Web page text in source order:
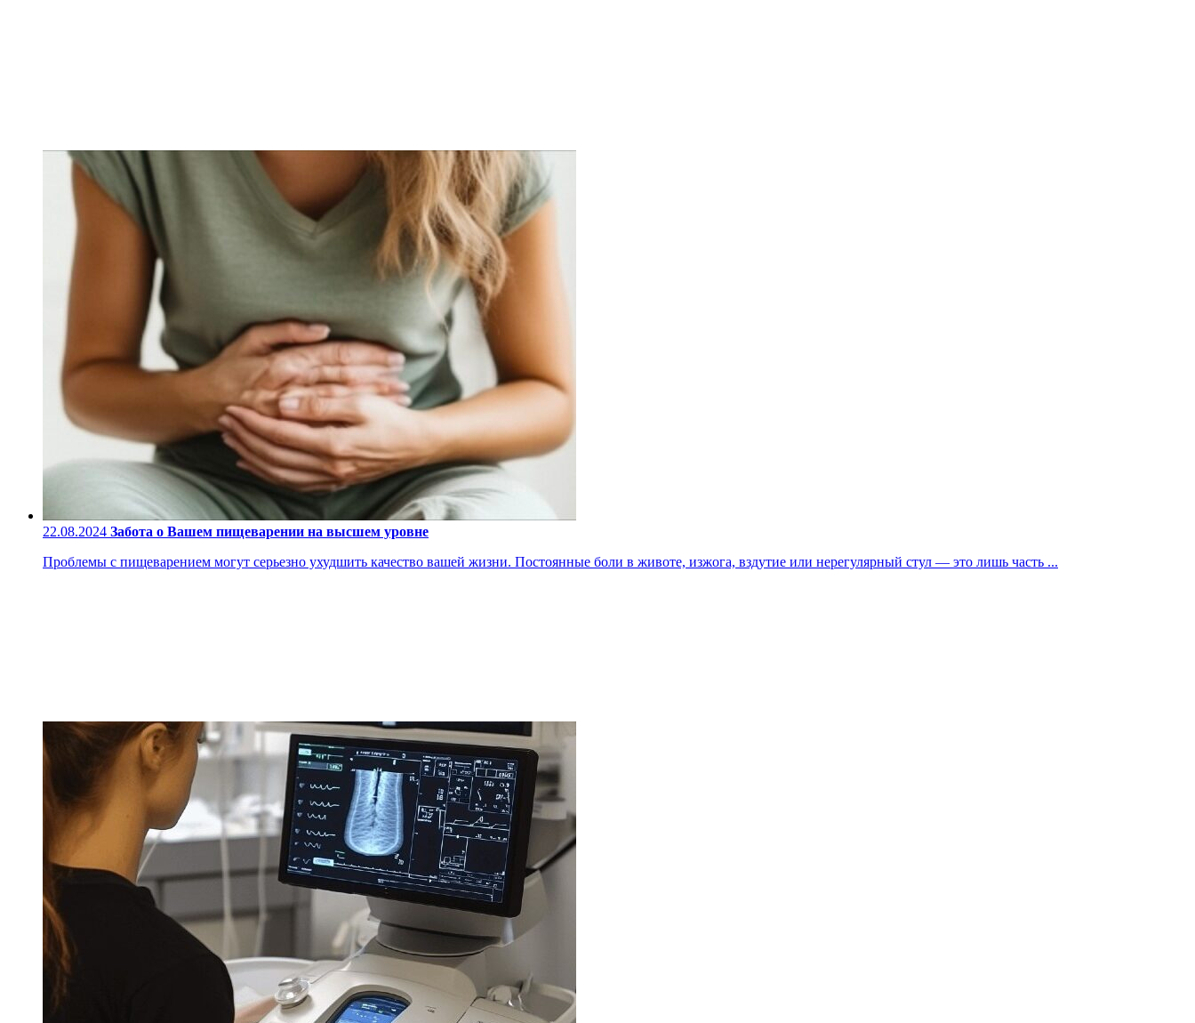
22.08.2024 Забота о Вашем пищеварении на высшем уровне
Проблемы с пищеварением могут серьезно ухудшить качество вашей жизни. Постоянные боли в животе, изжога, вздутие или нерегулярный стул — это лишь часть ...